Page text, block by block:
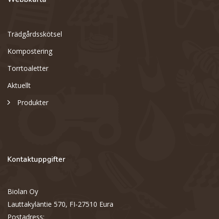
Trädgårdsskötsel
Kompostering
Torrtoaletter
Aktuellt
Produkter
Kontaktuppgifter
Biolan Oy
Lauttakyläntie 570, FI-27510 Eura
Postadress:
S
Hi there! How can we help you